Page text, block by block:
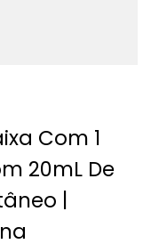
Com 1
20mL De
|